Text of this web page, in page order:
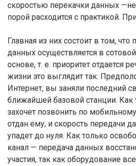
скоростью перекачки данных —не
порой расходится с практикой.
Главная из них состоит в том, что
данных осуществляется в
основе, т. е. приоритет отдается
жизни это выглядит так.
Интернет, вы заняли последний
ближайшей базовой станции. Как
захочет позвонить по
отдан ему, и скорость передачи
упадет до нуля. Как только
канал — передача данных
участия, так как оборудование